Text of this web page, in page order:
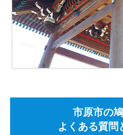
市原市の
よくある質問